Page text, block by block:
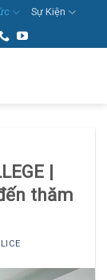
Sự Kiện
|
thăm